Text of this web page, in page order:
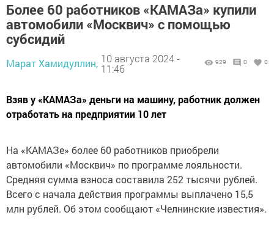
Более 60 работников «КАМАЗа» купили
автомобили «Москвич» с помощью
субсидий
Марат Хамидуллин, 10 августа 2024 -
11:46
929 0 0
Взяв у «КАМАЗа» деньги на машину, работник должен
отработать на предприятии 10 лет
На «КАМАЗе» более 60 работников приобрели
автомобили «Москвич» по программе лояльности.
Средняя сумма взноса составила 252 тысячи рублей.
Всего с начала действия программы выплачено 15,5
млн рублей. Об этом сообщают «Челнинские известия».